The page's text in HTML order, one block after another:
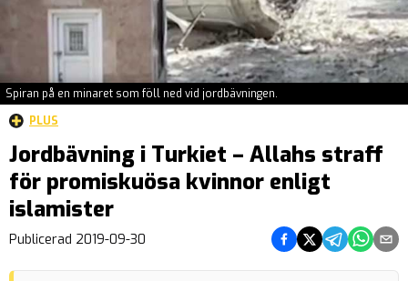
Spiran på en minaret som föll ned vid jordbävningen.
PLUS
Jordbävning i Turkiet – Allahs straff
för promiskuösa kvinnor enligt
islamister
Publicerad 2019-09-30 Dela på Facebook
Dela på Twitter
Dela påDela på
Dela